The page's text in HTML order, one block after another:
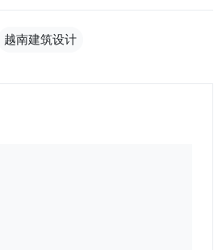
越南建筑设计